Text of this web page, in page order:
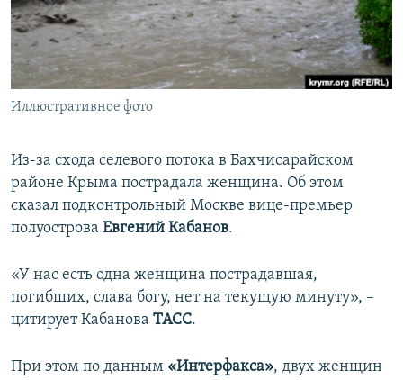
ПОБЕДИТЕЛЕЙ НЕ СУДЯТ?
КРЫМ.НЕПОКОРЕННЫЙ
ELIFBE
УКРАИНСКАЯ ПРОБЛЕМА КРЫМА
ПРИСОЕДИНЯЙТЕСЬ!
Иллюстративное фото
Из-за схода селевого потока в Бахчисарайском
районе Крыма пострадала женщина. Об этом
сказал подконтрольный Москве вице-премьер
полуострова Евгений Кабанов.
«У нас есть одна женщина пострадавшая,
погибших, слава богу, нет на текущую минуту», –
цитирует Кабанова ТАСС.
При этом по данным «Интерфакса», двух женщин